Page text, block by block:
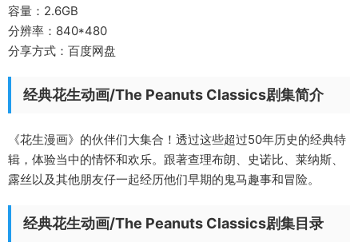
容量：2.6GB
分辨率：840*480
分享方式：百度网盘
经典花生动画/The Peanuts Classics剧集简介
《花生漫画》的伙伴们大集合！透过这些超过50年历史的经典特
辑，体验当中的情怀和欢乐。跟著查理布朗、史诺比、莱纳斯、
露丝以及其他朋友仔一起经历他们早期的鬼马趣事和冒险。
经典花生动画/The Peanuts Classics剧集目录